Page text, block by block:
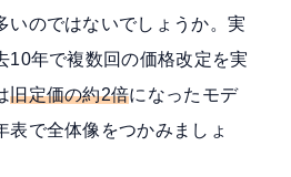
のではないでしょうか。実
10年で複数回の価格改定を実
旧定価の約2倍になったモデ
表で全体像をつかみましょ